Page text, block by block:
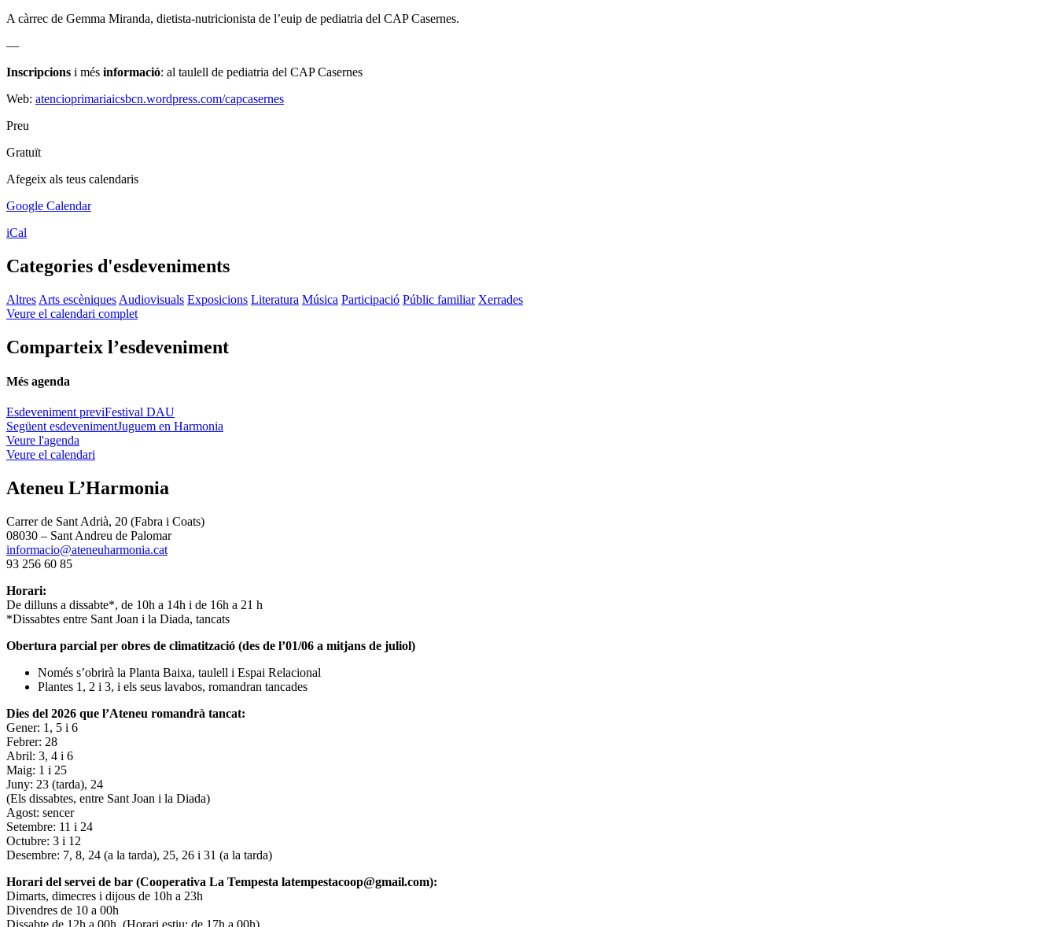
A càrrec de Gemma Miranda, dietista-nutricionista de l’euip de pediatria del CAP Casernes.
—
Inscripcions i més informació: al taulell de pediatria del CAP Casernes
Web: atencioprimariaicsbcn.wordpress.com/capcasernes
Preu
Gratuït
Afegeix als teus calendaris
Google Calendar
iCal
Categories d'esdeveniments
Altres Arts escèniques Audiovisuals Exposicions Literatura Música Participació Públic familiar Xerrades
Veure el calendari complet
Comparteix l’esdeveniment
Més agenda
Esdeveniment previFestival DAU
Següent esdevenimentJuguem en Harmonia
Veure l'agenda
Veure el calendari
Ateneu L’Harmonia
Carrer de Sant Adrià, 20 (Fabra i Coats)
08030 – Sant Andreu de Palomar
informacio@ateneuharmonia.cat
93 256 60 85
Horari:
De dilluns a dissabte*, de 10h a 14h i de 16h a 21 h
*Dissabtes entre Sant Joan i la Diada, tancats
Obertura parcial per obres de climatització (des de l’01/06 a mitjans de juliol)
Només s’obrirà la Planta Baixa, taulell i Espai Relacional
Plantes 1, 2 i 3, i els seus lavabos, romandran tancades
Dies del 2026 que l’Ateneu romandrà tancat:
Gener: 1, 5 i 6
Febrer: 28
Abril: 3, 4 i 6
Maig: 1 i 25
Juny: 23 (tarda), 24
(Els dissabtes, entre Sant Joan i la Diada)
Agost: sencer
Setembre: 11 i 24
Octubre: 3 i 12
Desembre: 7, 8, 24 (a la tarda), 25, 26 i 31 (a la tarda)
Horari del servei de bar (Cooperativa La Tempesta latempestacoop@gmail.com):
Dimarts, dimecres i dijous de 10h a 23h
Divendres de 10 a 00h
Dissabte de 12h a 00h. (Horari estiu: de 17h a 00h)